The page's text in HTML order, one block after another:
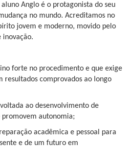
Anglo é o protagonista do seu
no mundo. Acreditamos no
jovem e moderno, movido pelo
forte no procedimento e que exige
resultados comprovados ao longo
ao desenvolvimento de
promovem autonomia;
acadêmica e pessoal para
e de um futuro em